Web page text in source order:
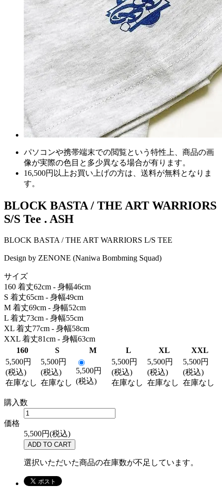
パソコンや携帯端末での閲覧という特性上、商品の画
像が実際の色目と多少異なる場合が有ります。
16,500円以上お買い上げの方は、 送料が無料となりま
す。
BLOCK BASTA / THE ART WARRIORS
S/S Tee . ASH
BLOCK BASTA / THE ART WARRIORS L/S TEE
Design by ZENONE (Naniwa Bombming Squad)
サイズ
160 着丈62cm - 身幅46cm
S 着丈65cm - 身幅49cm
M 着丈69cm - 身幅52cm
L 着丈73cm - 身幅55cm
XL 着丈77cm - 身幅58cm
XXL 着丈81cm - 身幅63cm
160
S M L XL
XXL
5,500円
(税込)
在庫なし
5,500円
(税込)
在庫なし
5,500円
(税込)
5,500円
(税込)
在庫なし
5,500円
(税込)
在庫なし
5,500円
(税込)
在庫なし
購入数
価格
5,500円(税込)
選択いただいた商品の在庫数が不足しています。